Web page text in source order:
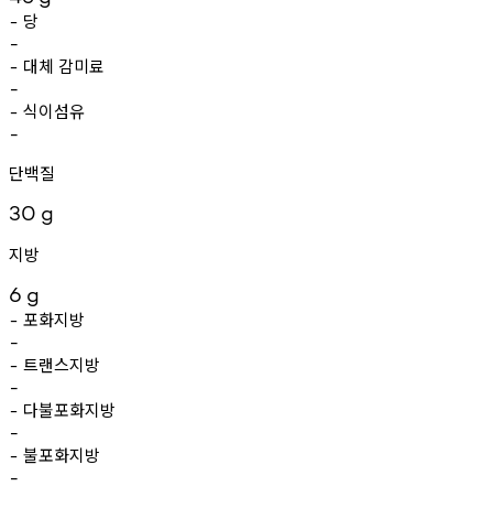
- 당
-
- 대체 감미료
-
- 식이섬유
-
단백질
30 g
지방
6 g
- 포화지방
-
- 트랜스지방
-
- 다불포화지방
-
- 불포화지방
-